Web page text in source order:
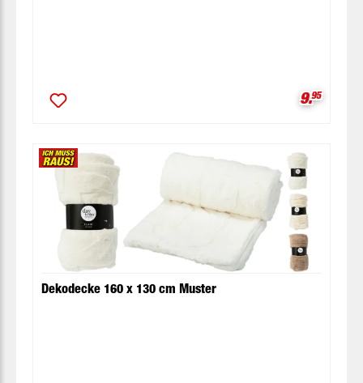
9.95
Dekodecke 160 x 130 cm Muster